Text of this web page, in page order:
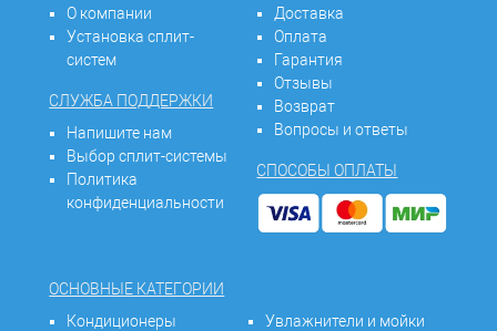
О компании
Установка сплит-
систем
СЛУЖБА ПОДДЕРЖКИ
Напишите нам
Выбор сплит-системы
Политика
конфиденциальности
Доставка
Оплата
Гарантия
Отзывы
Возврат
Вопросы и ответы
СПОСОБЫ ОПЛАТЫ
ОСНОВНЫЕ КАТЕГОРИИ
Кондиционеры
Увлажнители и мойки